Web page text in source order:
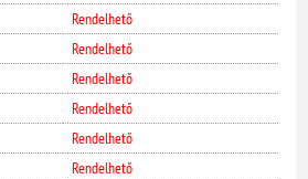
Rendelhető
Rendelhető
Rendelhető
Rendelhető
Rendelhető
Rendelhető